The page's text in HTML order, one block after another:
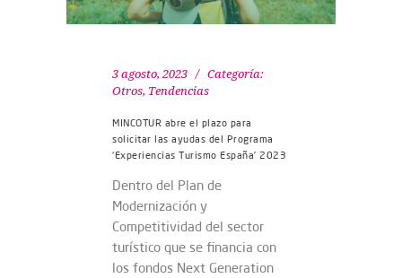
3 agosto, 2023
Categoría:
Otros, Tendencias
MINCOTUR abre el plazo para
solicitar las ayudas del Programa
‘Experiencias Turismo España’ 2023
Dentro del Plan de
Modernización y
Competitividad del sector
turístico que se financia con
los fondos Next Generation